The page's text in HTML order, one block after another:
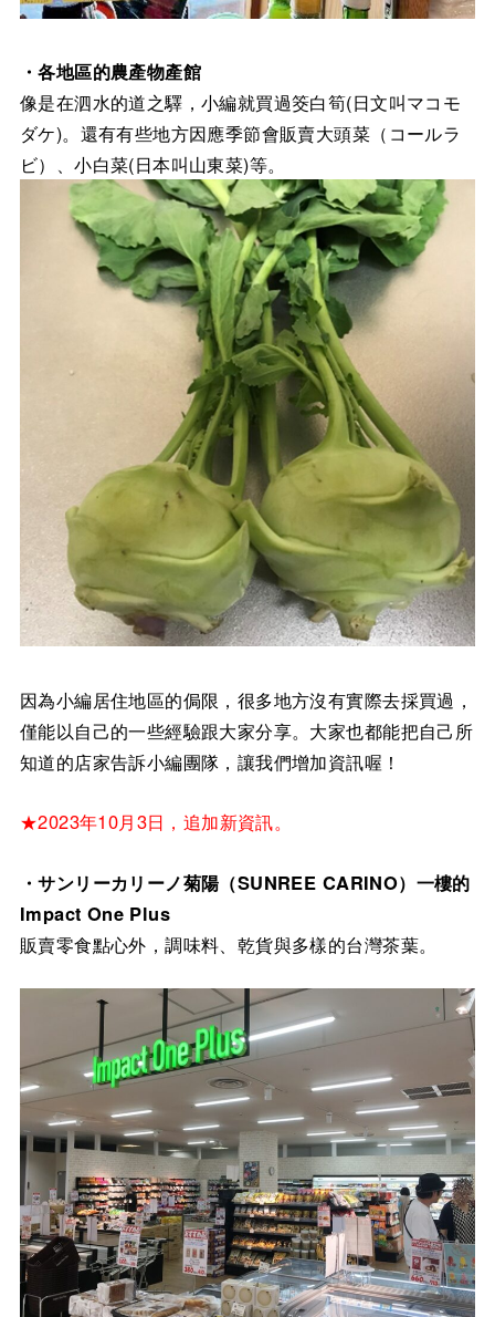
・各地區的農產物產館
像是在泗水的道之驛，小編就買過筊白筍(日文叫マコモ
ダケ)。還有有些地方因應季節會販賣大頭菜（コールラ
ビ）、小白菜(日本叫山東菜)等。
因為小編居住地區的侷限，很多地方沒有實際去採買過，
僅能以自己的一些經驗跟大家分享。大家也都能把自己所
知道的店家告訴小編團隊，讓我們增加資訊喔！
★2023年10月3日，追加新資訊。
・サンリーカリーノ菊陽（SUNREE CARINO）一樓的
Impact One Plus
販賣零食點心外，調味料、乾貨與多樣的台灣茶葉。